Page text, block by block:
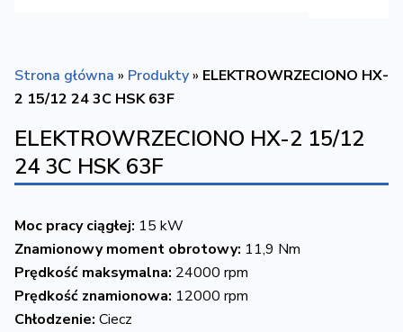
Strona główna » Produkty» ELEKTROWRZECIONO HX-
2 15/12 24 3C HSK 63F
ELEKTROWRZECIONO HX-2 15/12
24 3C HSK 63F
Moc pracy ciągłej: 15 kW
Znamionowy moment obrotowy: 11,9 Nm
Prędkość maksymalna: 24000 rpm
Prędkość znamionowa: 12000 rpm
Chłodzenie: Ciecz